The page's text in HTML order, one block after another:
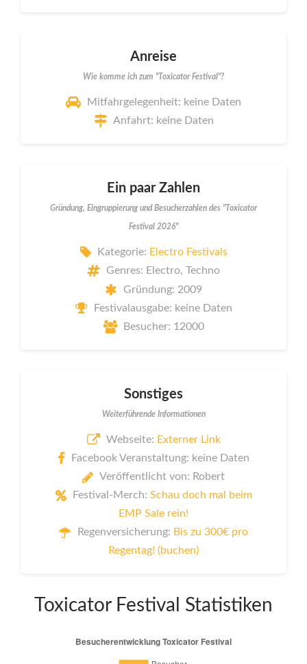
Anreise
Wie komme ich zum "Toxicator Festival"?
Mitfahrgelegenheit: keine Daten
Anfahrt: keine Daten
Ein paar Zahlen
Gründung, Eingruppierung und Besucherzahlen des "Toxicator
Festival 2026"
Kategorie: Electro Festivals
Genres: Electro, Techno
Gründung: 2009
Festivalausgabe: keine Daten
Besucher: 12000
Sonstiges
Weiterführende Informationen
Webseite: Externer Link
Facebook Veranstaltung: keine Daten
Veröffentlicht von: Robert
Festival-Merch: Schau doch mal beim
EMP Sale rein!
Regenversicherung: Bis zu 300€ pro
Regentag! (buchen)
Toxicator Festival Statistiken